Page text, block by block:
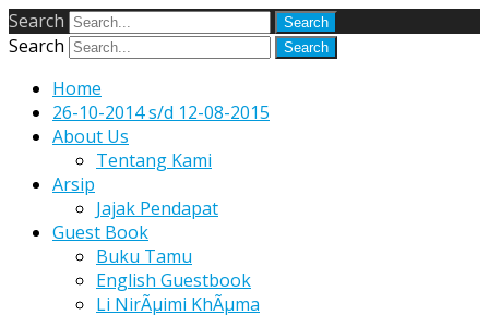
Search
Search
Home
26-10-2014 s/d 12-08-2015
About Us
Tentang Kami
Arsip
Jajak Pendapat
Guest Book
Buku Tamu
English Guestbook
Li NirÃµimi KhÃµma